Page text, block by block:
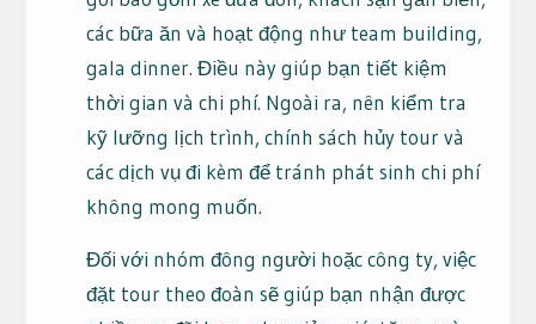
các bữa ăn và hoạt động như team building,
gala dinner. Điều này giúp bạn tiết kiệm
thời gian và chi phí. Ngoài ra, nên kiểm tra
kỹ lưỡng lịch trình, chính sách hủy tour và
các dịch vụ đi kèm để tránh phát sinh chi phí
không mong muốn.​
Đối với nhóm đông người hoặc công ty, việc
đặt tour theo đoàn sẽ giúp bạn nhận được